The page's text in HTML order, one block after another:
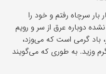
سرچاه رفتم و خود را
دوباره عرق از سر و رویم
باد گرمی است که می‌وزد،
وزید. به طوری که می‌گویند